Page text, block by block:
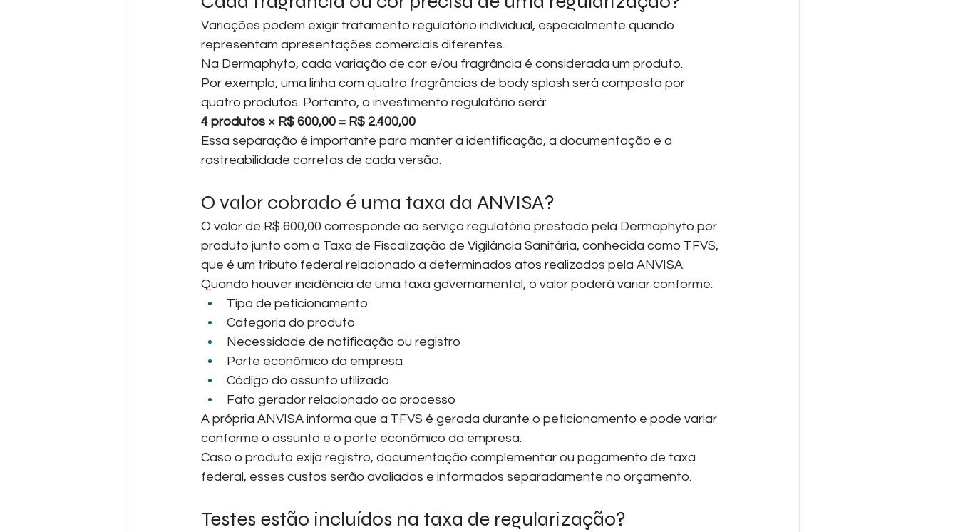
Variações podem exigir tratamento regulatório individual, especialmente quando
representam apresentações comerciais diferentes.
Na Dermaphyto, cada variação de cor e/ou fragrância é considerada um produto.
Por exemplo, uma linha com quatro fragrâncias de body splash será composta por
quatro produtos. Portanto, o investimento regulatório será:
4 produtos × R$ 600,00 = R$ 2.400,00
Essa separação é importante para manter a identificação, a documentação e a
rastreabilidade corretas de cada versão.
O valor cobrado é uma taxa da ANVISA?
O valor de R$ 600,00 corresponde ao serviço regulatório prestado pela Dermaphyto por
produto junto com a Taxa de Fiscalização de Vigilância Sanitária, conhecida como TFVS,
que é um tributo federal relacionado a determinados atos realizados pela ANVISA.
Quando houver incidência de uma taxa governamental, o valor poderá variar conforme:
Tipo de peticionamento
Categoria do produto
Necessidade de notificação ou registro
Porte econômico da empresa
Código do assunto utilizado
Fato gerador relacionado ao processo
A própria ANVISA informa que a TFVS é gerada durante o peticionamento e pode variar
conforme o assunto e o porte econômico da empresa.
Caso o produto exija registro, documentação complementar ou pagamento de taxa
federal, esses custos serão avaliados e informados separadamente no orçamento.
Testes estão incluídos na taxa de regularização?